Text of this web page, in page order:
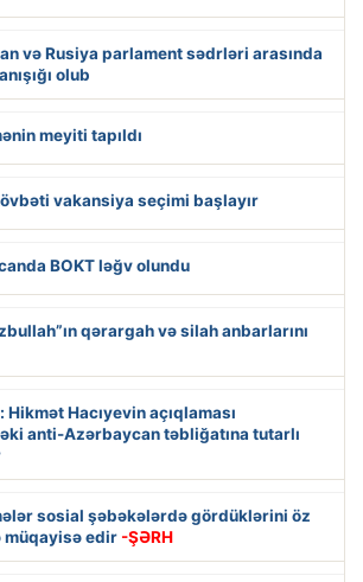
və Rusiya parlament sədrləri arasında
olub
meyiti tapıldı
vakansiya seçimi başlayır
BOKT ləğv olundu
qərargah və silah anbarlarını
Hacıyevin açıqlaması
anti-Azərbaycan təbliğatına tutarlı
sosial şəbəkələrdə gördüklərini öz
müqayisə edir -ŞƏRH